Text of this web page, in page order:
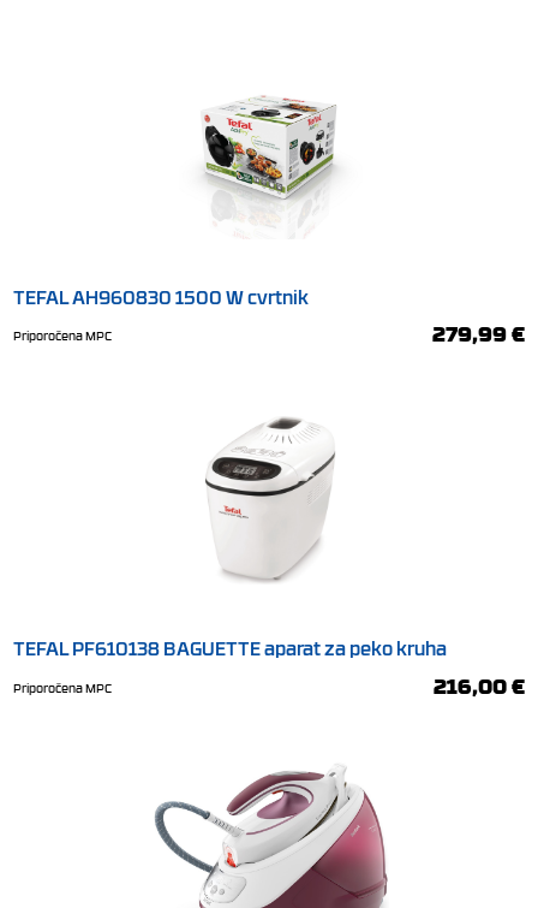
TEFAL AH960830 1500 W cvrtnik
Priporočena MPC 279,99 €
TEFAL PF610138 BAGUETTE aparat za peko kruha
Priporočena MPC 216,00 €